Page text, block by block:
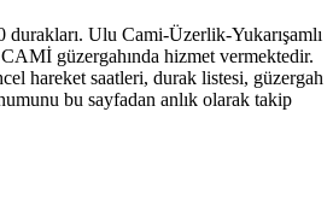
durakları. Ulu Cami-Üzerlik-Yukarışamlı
güzergahında hizmet vermektedir.
hareket saatleri, durak listesi, güzergah
bu sayfadan anlık olarak takip